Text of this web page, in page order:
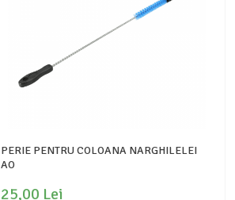
PERIE PENTRU COLOANA NARGHILELEI
AO
25,00 Lei